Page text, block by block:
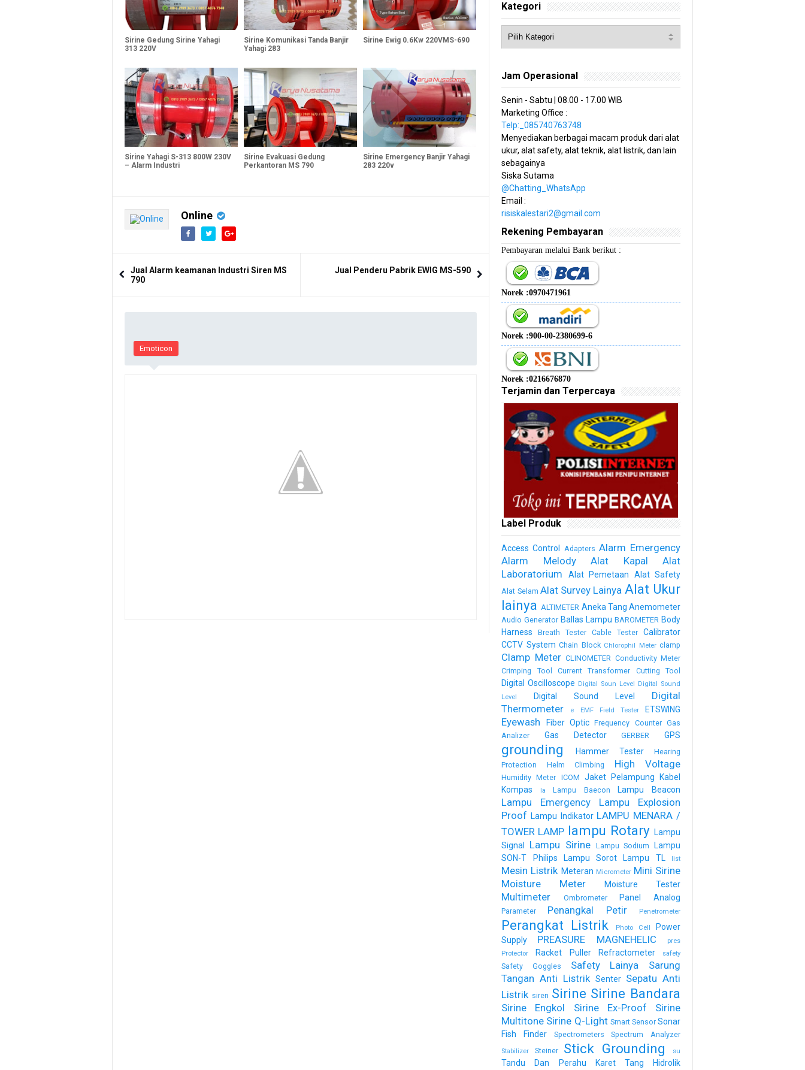
Sirine Gedung Sirine Yahagi
313 220V
Sirine Komunikasi Tanda Banjir
Yahagi 283
Sirine Ewig 0.6Kw 220VMS-690
Sirine Yahagi S-313 800W 230V
– Alarm Industri
Sirine Evakuasi Gedung
Perkantoran MS 790
Sirine Emergency Banjir Yahagi
283 220v
Online
Jual Alarm keamanan Industri Siren MS
790
Jual Penderu Pabrik EWIG MS-590
Emoticon
Kategori
Jam Operasional
Senin - Sabtu | 08.00 - 17.00 WIB
Marketing Office :
Telp:_085740763748
Menyediakan berbagai macam produk dari alat
ukur, alat safety, alat teknik, alat listrik, dan lain
sebagainya
Siska Sutama
@Chatting_WhatsApp
Email :
risiskalestari2@gmail.com
Rekening Pembayaran
Pembayaran melalui Bank berikut :
Norek :0970471961
Norek :900-00-2380699-6
Norek :0216676870
Terjamin dan Terpercaya
Label Produk
Access Control Adapters Alarm Emergency
Alarm Melody
Alat Kapal
Alat
Laboratorium
Alat Pemetaan Alat Safety
Alat Selam Alat Survey Lainya Alat Ukur
lainya ALTIMETER Aneka Tang Anemometer
Audio Generator Ballas Lampu BAROMETER Body
Harness
Breath Tester Cable Tester
Calibrator
CCTV System Chain Block Chlorophil Meter clamp
Clamp Meter CLINOMETER Conductivity Meter
Crimping Tool
Current Transformer Cutting Tool
Digital Oscilloscope Digital Soun Level
Digital Sound
Level
Digital Sound Level
Digital
Thermometer
e EMF Field Tester ETSWING
Eyewash Fiber Optic Frequency Counter Gas
Analizer
Gas Detector GERBER GPS
grounding Hammer Tester
Hearing
Protection
Helm Climbing High Voltage
Humidity Meter ICOM Jaket Pelampung
Kabel
Kompas
la Lampu Baecon Lampu Beacon
Lampu Emergency
Lampu Explosion
Proof Lampu Indikator LAMPU MENARA /
TOWER LAMP lampu Rotary Lampu
Signal
Lampu Sirine Lampu Sodium
Lampu
SON-T Philips
Lampu Sorot Lampu TL list
Mesin Listrik Meteran Micrometer Mini Sirine
Moisture Meter
Moisture Tester
Multimeter Ombrometer Panel Analog
Parameter Penangkal Petir Penetrometer
Perangkat Listrik Photo Cell
Power
Supply
PREASURE MAGNEHELIC
pres
Protector
Racket Puller Refractometer safety
Safety Goggles Safety Lainya
Sarung
Tangan Anti Listrik Senter Sepatu Anti
Listrik siren Sirine Sirine Bandara
Sirine Engkol Sirine Ex-Proof
Sirine
Multitone Sirine Q-Light Smart Sensor Sonar
Fish Finder
Spectrometers Spectrum Analyzer
Stabilizer Steiner Stick Grounding su
Tandu Dan Perahu Karet Tang Hidrolik